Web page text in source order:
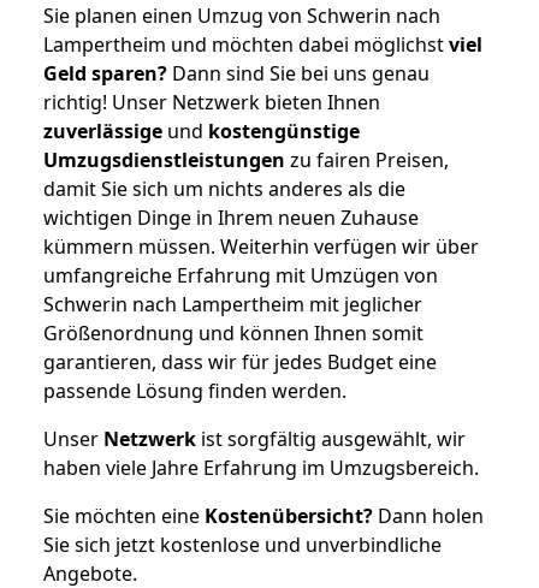
Sie planen einen Umzug von Schwerin nach
Lampertheim und möchten dabei möglichstviel
Geld sparen? Dann sind Sie bei uns genau
richtig! Unser Netzwerk bieten Ihnen
zuverlässige und kostengünstige
Umzugsdienstleistungen zu fairen Preisen,
damit Sie sich um nichts anderes als die
wichtigen Dinge in Ihrem neuen Zuhause
kümmern müssen. Weiterhin verfügen wir über
umfangreiche Erfahrung mit Umzügen von
Schwerin nach Lampertheim mit jeglicher
Größenordnung und können Ihnen somit
garantieren, dass wir für jedes Budget eine
passende Lösung finden werden.
Unser Netzwerk ist sorgfältig ausgewählt, wir
haben viele Jahre Erfahrung im Umzugsbereich.
Sie möchten eine Kostenübersicht? Dann holen
Sie sich jetzt kostenlose und unverbindliche
Angebote.